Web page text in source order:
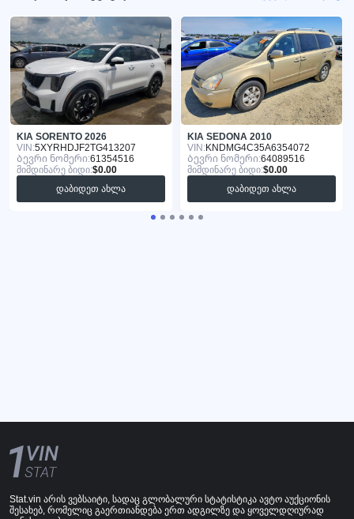
KIA SORENTO 2026
VIN:5XYRHDJF2TG413207
Ბევრი ნომერი:61354516
მიმდინარე ბიდი:$0.00
დაბიდეთ ახლა
KIA SEDONA 2010
VIN:KNDMG4C35A6354072
Ბევრი ნომერი:64089516
მიმდინარე ბიდი:$0.00
დაბიდეთ ახლა
Stat.vin არის ვებსაიტი, სადაც გლობალური სტატისტიკა ავტო აუქციონის
შესახებ, რომელიც გაერთიანდება ერთ ადგილზე და ყოველდღიურად